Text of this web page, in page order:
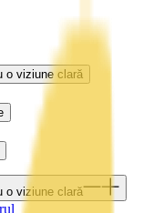
o viziune clară
o viziune clară